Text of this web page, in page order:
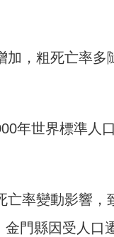
加，粗死亡率多
年世界標準人
率變動影響，
門縣因受人口